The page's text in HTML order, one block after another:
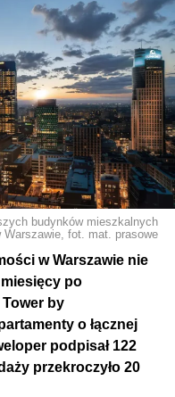
budynków mieszkalnych
Warszawie, fot. mat. prasowe
w Warszawie nie
po
by
o łącznej
podpisał 122
przekroczyło 20